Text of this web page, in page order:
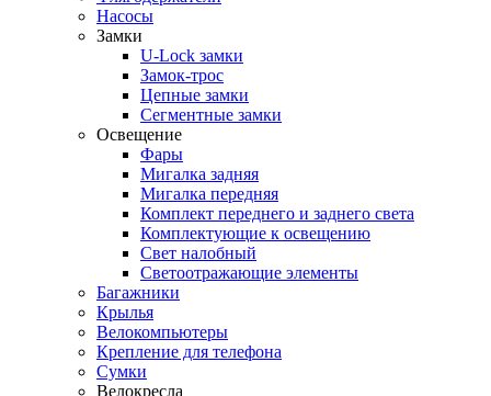
Насосы
Замки
U-Lock замки
Замок-трос
Цепные замки
Сегментные замки
Освещение
Фары
Мигалка задняя
Мигалка передняя
Комплект переднего и заднего света
Комплектующие к освещению
Свет налобный
Светоотражающие элементы
Багажники
Крылья
Велокомпьютеры
Крепление для телефона
Сумки
Велокресла